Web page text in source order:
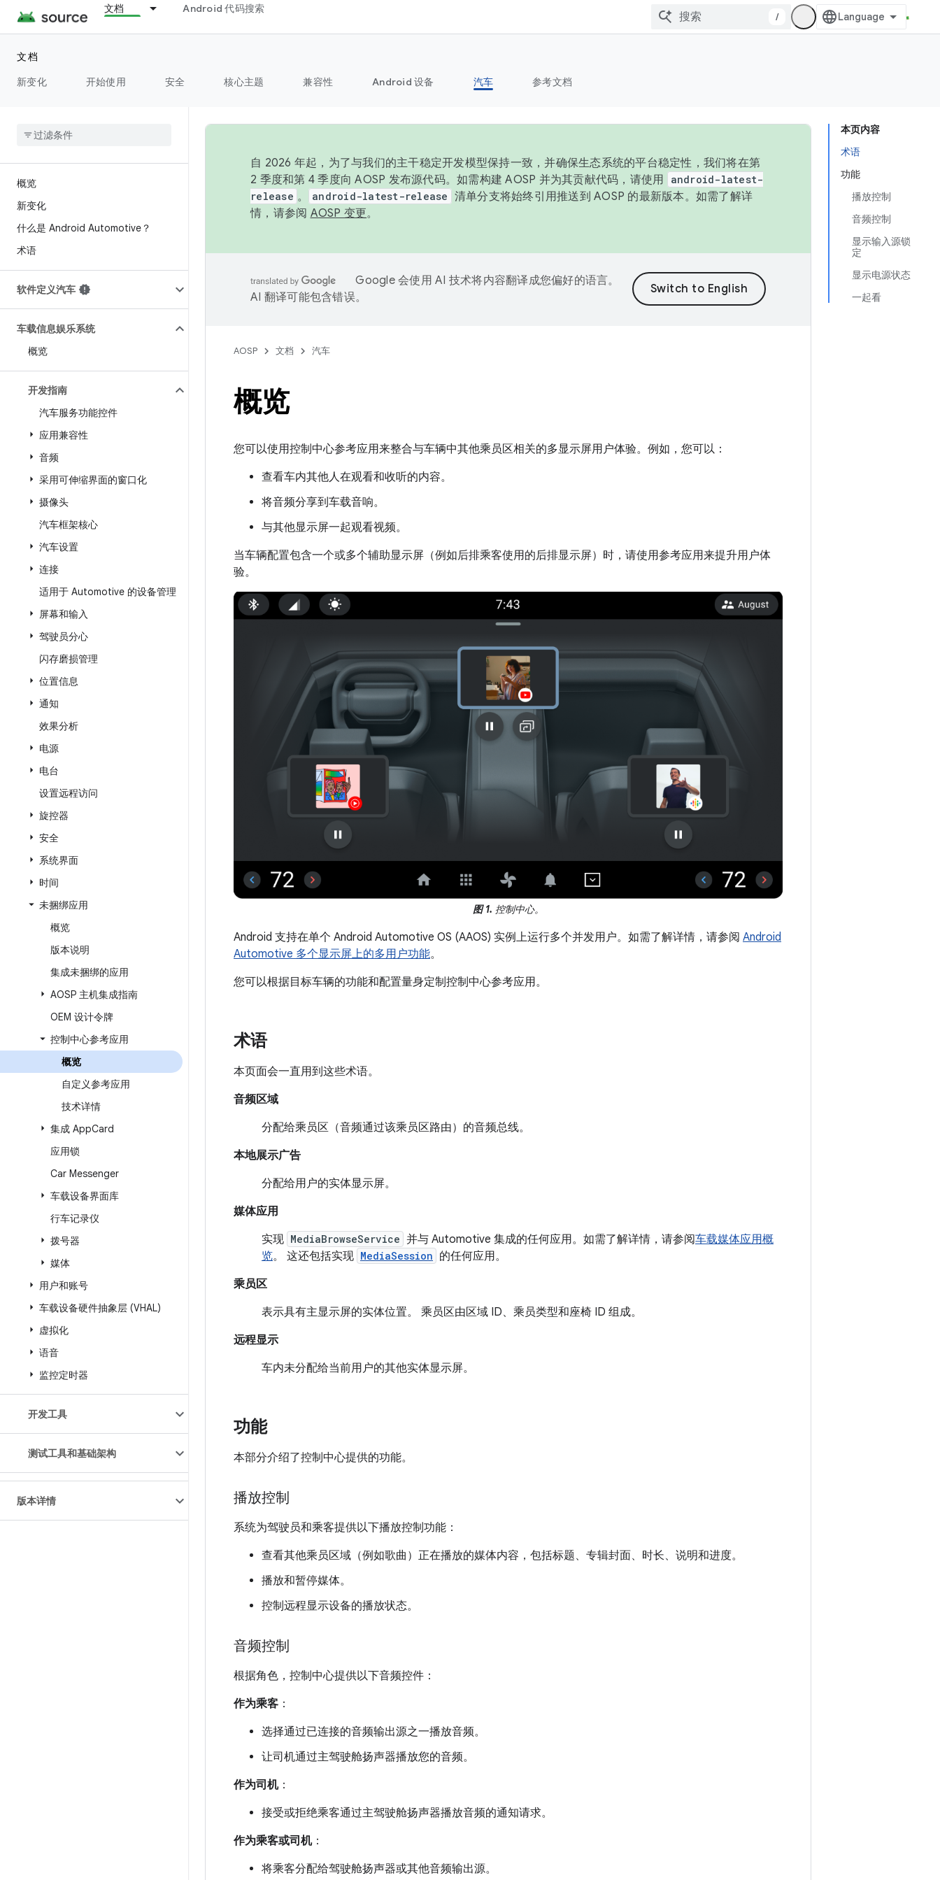
文档 Android 代码搜索
/
文档
新变化
开始使用 安全 核心主题 兼容性 Android 设备 汽车 参考文档
概览
新变化
什么是 Android Automotive？
术语
软件定义汽车
车载信息娱乐系统
概览
开发指南
汽车服务功能控件
应用兼容性
音频
采用可伸缩界面的窗口化
摄像头
汽车框架核心
汽车设置
连接
适用于 Automotive 的设备管理
屏幕和输入
驾驶员分心
闪存磨损管理
位置信息
通知
效果分析
电源
电台
设置远程访问
旋控器
安全
系统界面
时间
未捆绑应用
概览
版本说明
集成未捆绑的应用
AOSP 主机集成指南
OEM 设计令牌
控制中心参考应用
概览
自定义参考应用
技术详情
集成 AppCard
应用锁
Car Messenger
车载设备界面库
行车记录仪
拨号器
媒体
用户和账号
车载设备硬件抽象层 (VHAL)
虚拟化
语音
监控定时器
开发工具
测试工具和基础架构
版本详情
本页内容
术语
功能
播放控制
音频控制
显示输入源锁
定
显示电源状态
一起看
自 2026 年起，为了与我们的主干稳定开发模型保持一致，并确保生态系统的平台稳定性，我们将在第
2 季度和第 4 季度向 AOSP 发布源代码。如需构建 AOSP 并为其贡献代码，请使用
android-latest-
release 。 android-latest-release 清单分支将始终引用推送到 AOSP 的最新版本。如需了解详
情，请参阅 AOSP 变更。
Google 会使用 AI 技术将内容翻译成您偏好的语言。
AI 翻译可能包含错误。
AOSP 文档 汽车
概览
您可以使用控制中心参考应用来整合与车辆中其他乘员区相关的多显示屏用户体验。例如，您可以：
查看车内其他人在观看和收听的内容。
将音频分享到车载音响。
与其他显示屏一起观看视频。
当车辆配置包含一个或多个辅助显示屏（例如后排乘客使用的后排显示屏）时，请使用参考应用来提升用户体
验。
图 1. 控制中心。
Android 支持在单个 Android Automotive OS (AAOS) 实例上运行多个并发用户。如需了解详情，请参阅 Android
Automotive 多个显示屏上的多用户功能。
您可以根据目标车辆的功能和配置量身定制控制中心参考应用。
术语
本页面会一直用到这些术语。
音频区域
分配给乘员区（音频通过该乘员区路由）的音频总线。
本地展示广告
分配给用户的实体显示屏。
媒体应用
实现 MediaBrowseService 并与 Automotive 集成的任何应用。如需了解详情，请参阅车载媒体应用概
览。 这还包括实现 MediaSession 的任何应用。
乘员区
表示具有主显示屏的实体位置。 乘员区由区域 ID、乘员类型和座椅 ID 组成。
远程显示
车内未分配给当前用户的其他实体显示屏。
功能
本部分介绍了控制中心提供的功能。
播放控制
系统为驾驶员和乘客提供以下播放控制功能：
查看其他乘员区域（例如歌曲）正在播放的媒体内容，包括标题、专辑封面、时长、说明和进度。
播放和暂停媒体。
控制远程显示设备的播放状态。
音频控制
根据角色，控制中心提供以下音频控件：
作为乘客 ：
选择通过已连接的音频输出源之一播放音频。
让司机通过主驾驶舱扬声器播放您的音频。
作为司机：
接受或拒绝乘客通过主驾驶舱扬声器播放音频的通知请求。
作为乘客或司机：
将乘客分配给驾驶舱扬声器或其他音频输出源。